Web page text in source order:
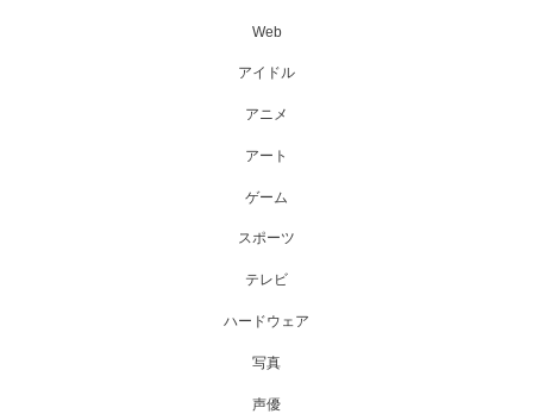
Web
アイドル
アニメ
アート
ゲーム
スポーツ
テレビ
ハードウェア
写真
声優